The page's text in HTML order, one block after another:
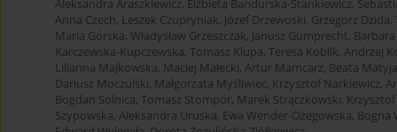
Aleksandra Araszkiewicz, Elżbieta Bandurska-Stankiewicz,
Anna Czech, Leszek Czupryniak, Józef Drzewoski, Grzegorz Dzida,
Maria Górska, Władysław Grzeszczak, Janusz Gumprecht,
Karczewska-Kupczewska, Tomasz Klupa, Teresa Koblik, Andrzej
Lilianna Majkowska, Maciej Małecki, Artur Mamcarz, Beata
Dariusz Moczulski, Małgorzata Myśliwiec, Krzysztof Narkiewicz,
Bogdan Solnica, Tomasz Stompór, Marek Strączkowski,
Szypowska, Aleksandra Uruska, Ewa Wender-Ożegowska, Bogna